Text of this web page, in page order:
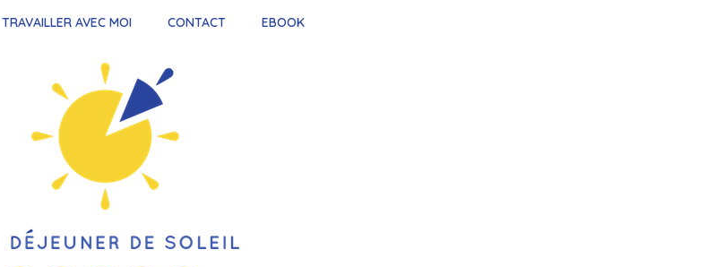
TRAVAILLER AVEC MOI CONTACT EBOOK